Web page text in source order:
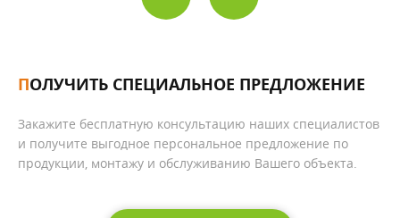
ПОЛУЧИТЬ СПЕЦИАЛЬНОЕ ПРЕДЛОЖЕНИЕ
Закажите бесплатную консультацию наших специалистов
и получите выгодное персональное предложение по
продукции, монтажу и обслуживанию Вашего объекта.